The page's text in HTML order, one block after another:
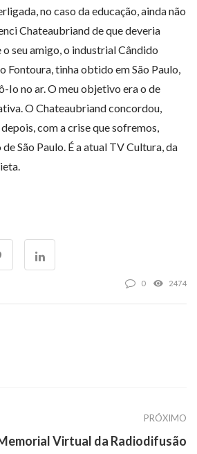
no caso da educação, ainda não
Chateaubriand de que deveria
seu amigo, o industrial Cândido
Fontoura, tinha obtido em São Paulo,
Io no ar. O meu objetivo era o de
O Chateaubriand concordou,
com a crise que sofremos,
São Paulo. É a atual TV Cultura, da
0 2474
PRÓXIMO
Virtual da Radiodifusão